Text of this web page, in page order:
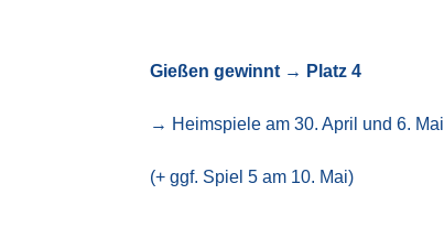
Gießen gewinnt → Platz 4
→ Heimspiele am 30. April und 6. Mai
(+ ggf. Spiel 5 am 10. Mai)